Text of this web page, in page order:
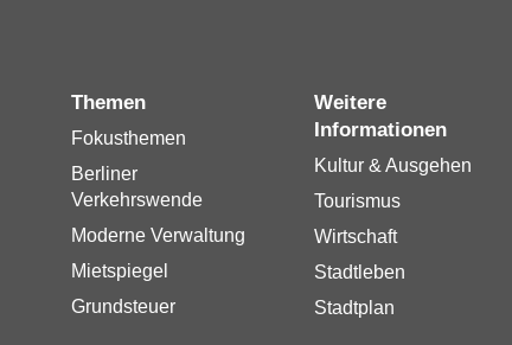
Themen
Fokusthemen
Berliner
Verkehrswende
Moderne Verwaltung
Mietspiegel
Grundsteuer
Weitere
Informationen
Kultur & Ausgehen
Tourismus
Wirtschaft
Stadtleben
Stadtplan